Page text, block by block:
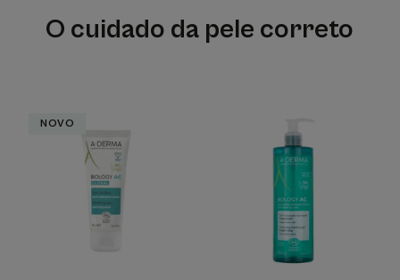
O cuidado da pele correto
Anti-
imperfeições
NOVO
AC
Gel
Espuma
de
Limpeza
Purificante